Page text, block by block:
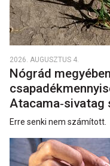
2026. AUGUSZTUS 4.
Nógrád
Atacama‑sivatag
Erre senki nem számított.